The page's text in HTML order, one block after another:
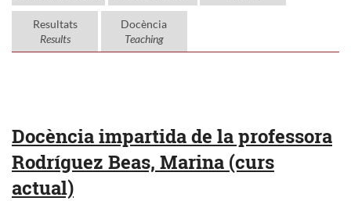
Resultats
Results
Docència
Teaching
Docència impartida de la professora
Rodríguez Beas, Marina (curs
actual)